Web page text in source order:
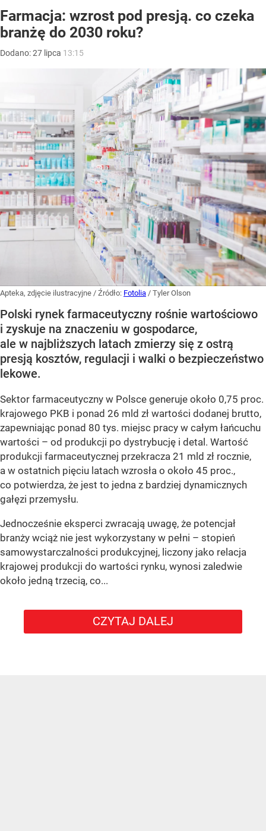
Farmacja: wzrost pod presją. co czeka
branżę do 2030 roku?
Dodano:27 lipca 13:15
Apteka, zdjęcie ilustracyjne / Źródło: Fotolia / Tyler Olson
Polski rynek farmaceutyczny rośnie wartościowo
i zyskuje na znaczeniu w gospodarce,
ale w najbliższych latach zmierzy się z ostrą
presją kosztów, regulacji i walki o bezpieczeństwo
lekowe.
Sektor farmaceutyczny w Polsce generuje około 0,75 proc.
krajowego PKB i ponad 26 mld zł wartości dodanej brutto,
zapewniając ponad 80 tys. miejsc pracy w całym łańcuchu
wartości – od produkcji po dystrybucję i detal. Wartość
produkcji farmaceutycznej przekracza 21 mld zł rocznie,
a w ostatnich pięciu latach wzrosła o około 45 proc.,
co potwierdza, że jest to jedna z bardziej dynamicznych
gałęzi przemysłu.
Jednocześnie eksperci zwracają uwagę, że potencjał
branży wciąż nie jest wykorzystany w pełni – stopień
samowystarczalności produkcyjnej, liczony jako relacja
krajowej produkcji do wartości rynku, wynosi zaledwie
około jedną trzecią, co...
CZYTAJ DALEJ